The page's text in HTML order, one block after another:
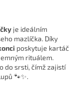
je ideálním
mazlíčka. Díky
poskytuje kartáč
rituálem.
do srsti, čímž zajistí
🐾✨.